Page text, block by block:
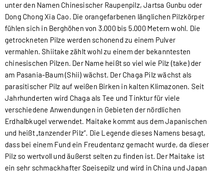
unter den Namen Chinesischer Raupenpilz, Jartsa Gunbu oder
Dong Chong Xia Cao. Die orangefarbenen länglichen Pilzkörper
fühlen sich in Berghöhen von 3.000 bis 5.000 Metern wohl. Die
getrockneten Pilze werden schonend zu einem Pulver
vermahlen. Shiitake zählt wohl zu einem der bekanntesten
chinesischen Pilzen. Der Name heißt so viel wie Pilz (take) der
am Pasania-Baum (Shii) wächst. Der Chaga Pilz wächst als
parasitischer Pilz auf weißen Birken in kalten Klimazonen. Seit
Jahrhunderten wird Chaga als Tee und Tinktur für viele
verschiedene Anwendungen in Gebieten der nördlichen
Erdhalbkugel verwendet. Maitake kommt aus dem Japanischen
und heißt „tanzender Pilz“. Die Legende dieses Namens besagt,
dass bei einem Fund ein Freudentanz gemacht wurde, da dieser
Pilz so wertvoll und äußerst selten zu finden ist. Der Maitake ist
ein sehr schmackhafter Speisepilz und wird in China und Japan